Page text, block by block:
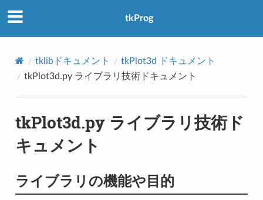
tkProg
tklibドキュメント
tkPlot3d ドキュメント
tkPlot3d.py ライブラリ技術ドキュメント
tkPlot3d.py ライブラリ技術ド
キュメント
ライブラリの機能や目的
アクセス数：0